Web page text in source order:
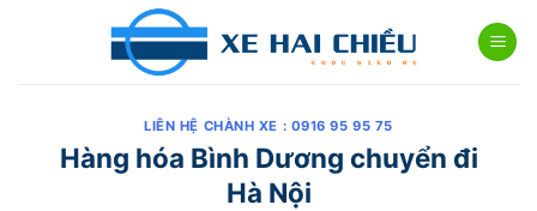
LIÊN HỆ CHÀNH XE : 0916 95 95 75
Hàng hóa Bình Dương chuyển đi
Hà Nội